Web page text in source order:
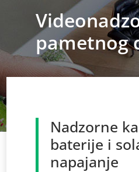
pametnog
Nadzorne
baterije i
napajanje